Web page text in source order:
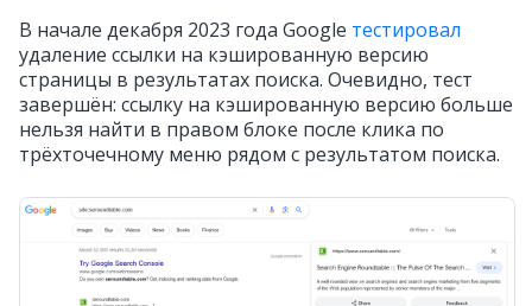
В начале декабря 2023 года Google тестировал
удаление ссылки на кэшированную версию
страницы в результатах поиска. Очевидно, тест
завершён: ссылку на кэшированную версию больше
нельзя найти в правом блоке после клика по
трёхточечному меню рядом с результатом поиска.